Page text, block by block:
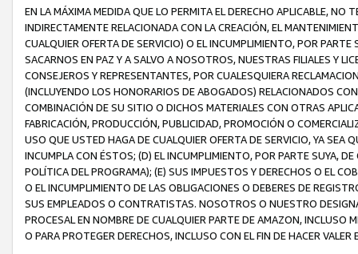
EN LA MÁXIMA MEDIDA QUE LO PERMITA EL DERECHO APLICABLE,
INDIRECTAMENTE RELACIONADA CON LA CREACIÓN, EL
CUALQUIER OFERTA DE SERVICIO) O EL INCUMPLIMIENTO, POR
SACARNOS EN PAZ Y A SALVO A NOSOTROS, NUESTRAS FILIALES Y
CONSEJEROS Y REPRESENTANTES, POR CUALESQUIERA
(INCLUYENDO LOS HONORARIOS DE ABOGADOS) RELACIONADOS
COMBINACIÓN DE SU SITIO O DICHOS MATERIALES CON OTRAS
FABRICACIÓN, PRODUCCIÓN, PUBLICIDAD, PROMOCIÓN O
USO QUE USTED HAGA DE CUALQUIER OFERTA DE SERVICIO, YA SEA
INCUMPLA CON ÉSTOS; (D) EL INCUMPLIMIENTO, POR PARTE SUYA,
POLÍTICA DEL PROGRAMA); (E) SUS IMPUESTOS Y DERECHOS O EL
O EL INCUMPLIMIENTO DE LAS OBLIGACIONES O DEBERES DE
SUS EMPLEADOS O CONTRATISTAS. NOSOTROS O NUESTRO
PROCESAL EN NOMBRE DE CUALQUIER PARTE DE AMAZON, INCLUSO
O PARA PROTEGER DERECHOS, INCLUSO CON EL FIN DE HACER VALER